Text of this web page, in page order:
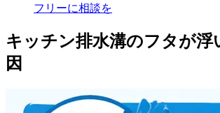
フリーに相談を
キッチン排水溝のフタが浮
因